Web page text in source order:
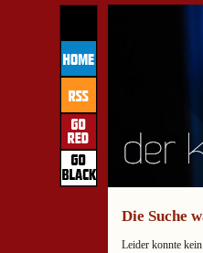
Die Suche
Leider konnte